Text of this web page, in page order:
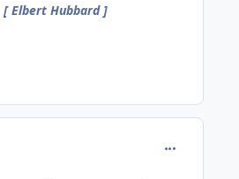
[ Elbert Hubbard ]